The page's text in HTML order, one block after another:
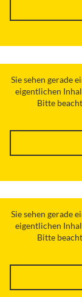
Sie sehen gerade
eigentlichen
Bitte
Sie sehen gerade
eigentlichen
Bitte